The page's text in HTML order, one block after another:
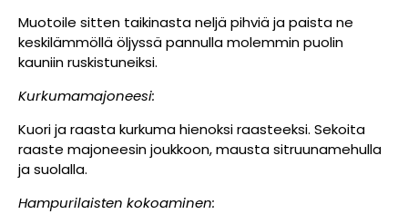
Muotoile sitten taikinasta neljä pihviä ja paista ne
keskilämmöllä öljyssä pannulla molemmin puolin
kauniin ruskistuneiksi.
Kurkumamajoneesi:
Kuori ja raasta kurkuma hienoksi raasteeksi. Sekoita
raaste majoneesin joukkoon, mausta sitruunamehulla
ja suolalla.
Hampurilaisten kokoaminen: